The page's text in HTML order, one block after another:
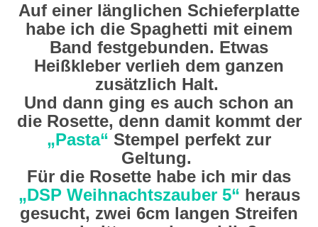
Auf einer länglichen Schieferplatte
habe ich die Spaghetti mit einem
Band festgebunden. Etwas
Heißkleber verlieh dem ganzen
zusätzlich Halt.
Und dann ging es auch schon an
die Rosette, denn damit kommt der
„Pasta“ Stempel perfekt zur
Geltung.
Für die Rosette habe ich mir das
„DSP Weihnachtszauber 5“ heraus
gesucht, zwei 6cm langen Streifen